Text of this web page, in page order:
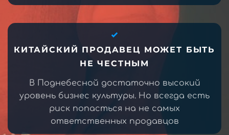
КИТАЙСКИЙ ПРОДАВЕЦ МОЖЕТ БЫТЬ
НЕ ЧЕСТНЫМ
В Поднебесной достаточно высокий
уровень бизнес культуры. Но всегда есть
риск попасться на не самых
ответственных продавцов